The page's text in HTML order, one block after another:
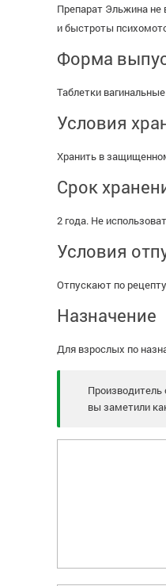
Препарат Эльжина не
и быстроты
Форма
Таблетки
Условия
Хранить в
Срок
2 года. Не
Условия
Отпускают по
Назначение
Для взрослых по
Производитель
вы заметили